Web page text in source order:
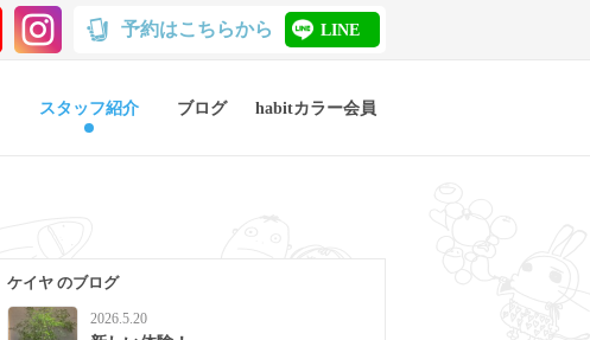
予約はこちらから LINE
スタッフ紹介 ブログ habitカラー会員
ケイヤ のブログ
2026.5.20